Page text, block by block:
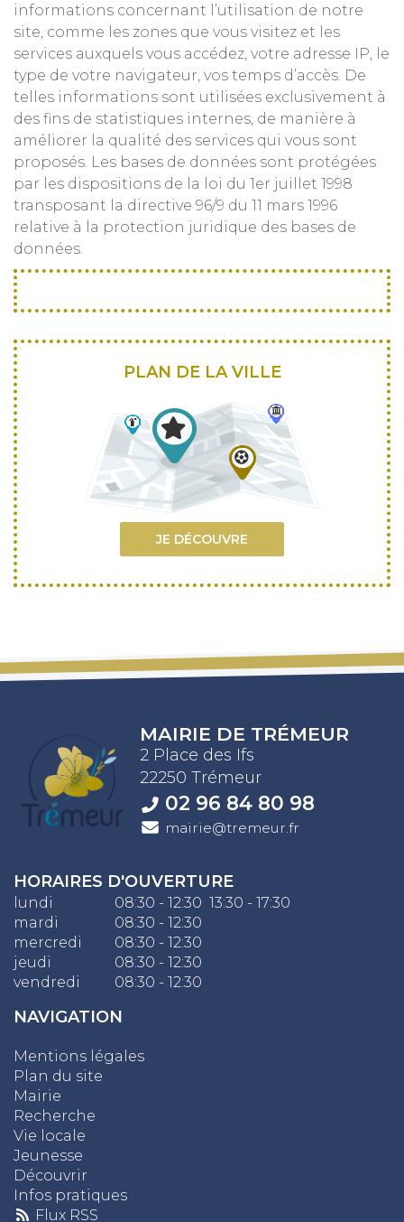
informations concernant l’utilisation de notre
site, comme les zones que vous visitez et les
services auxquels vous accédez, votre adresse IP, le
type de votre navigateur, vos temps d’accès. De
telles informations sont utilisées exclusivement à
des fins de statistiques internes, de manière à
améliorer la qualité des services qui vous sont
proposés. Les bases de données sont protégées
par les dispositions de la loi du 1er juillet 1998
transposant la directive 96/9 du 11 mars 1996
relative à la protection juridique des bases de
données.
PLAN DE LA VILLE
JE DÉCOUVRE
MAIRIE DE TRÉMEUR
2 Place des Ifs
22250 Trémeur
02 96 84 80 98
mairie@tremeur.fr
HORAIRES D'OUVERTURE
lundi
08:30 - 12:30 13:30 - 17:30
mardi
08:30 - 12:30
mercredi 08:30 - 12:30
jeudi
08:30 - 12:30
vendredi
08:30 - 12:30
NAVIGATION
Mentions légales
Plan du site
Mairie
Recherche
Vie locale
Jeunesse
Découvrir
Infos pratiques
Flux RSS